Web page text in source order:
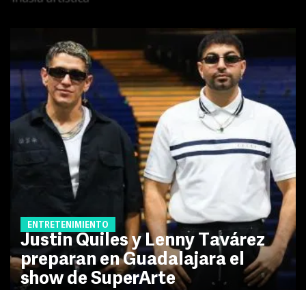
ENTRETENIMIENTO
Justin Quiles y Lenny Tavárez
preparan en Guadalajara el
show de SuperArte